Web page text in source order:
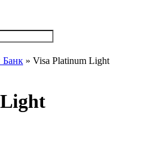
» Visa Platinum Light